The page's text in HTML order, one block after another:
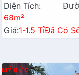
Diện Tích:
68m²
Giá:1-1.5 TỉĐã Có
MỸ ĐỨC